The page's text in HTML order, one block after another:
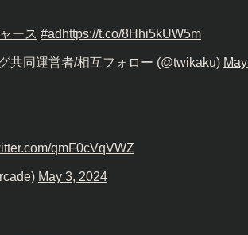
ース #ad https://t.co/8Hhi5kUW5m
共同運営者/相互フォロー (@twikaku)
qmF0cVqVWZ
May 3, 2024